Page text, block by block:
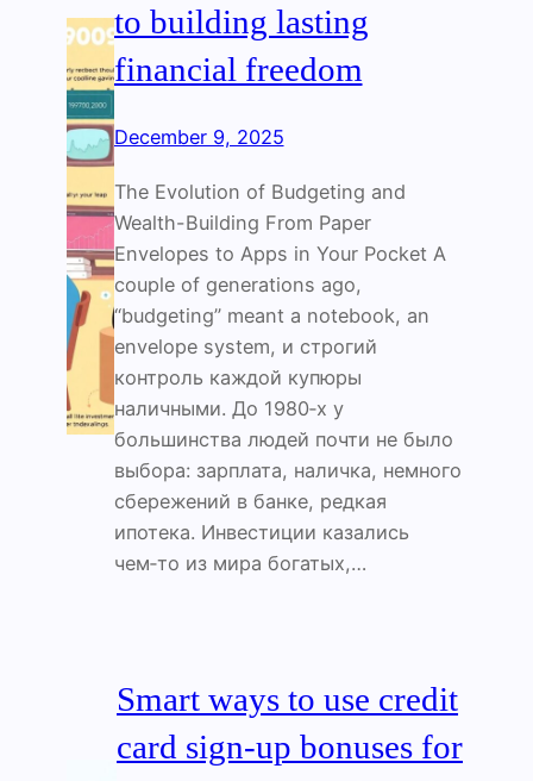
to building lasting
financial freedom
December 9, 2025
The Evolution of Budgeting and
Wealth-Building From Paper
Envelopes to Apps in Your Pocket A
couple of generations ago,
“budgeting” meant a notebook, an
envelope system, и строгий
контроль каждой купюры
наличными. До 1980‑х у
большинства людей почти не было
выбора: зарплата, наличка, немного
сбережений в банке, редкая
ипотека. Инвестиции казались
чем‑то из мира богатых,…
Smart ways to use credit
card sign‑up bonuses for